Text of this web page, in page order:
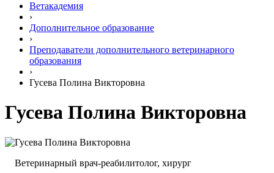
Ветакадемия
›
Дополнительное образование
›
Преподаватели дополнительного ветеринарного
образования
›
Гусева Полина Викторовна
Гусева Полина Викторовна
Ветеринарный врач-реабилитолог, хирург